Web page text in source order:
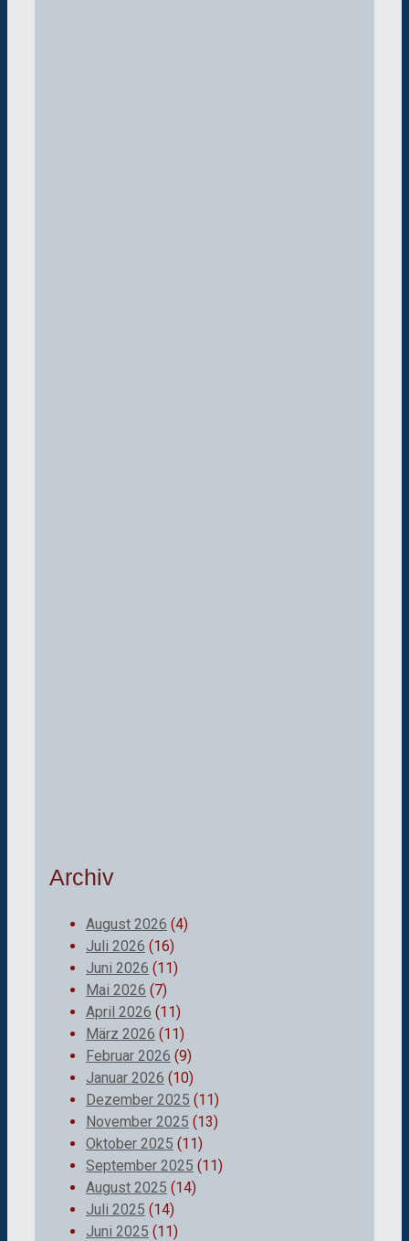
Archiv
August 2026 (4)
Juli 2026 (16)
Juni 2026 (11)
Mai 2026 (7)
April 2026 (11)
März 2026 (11)
Februar 2026 (9)
Januar 2026 (10)
Dezember 2025 (11)
November 2025 (13)
Oktober 2025 (11)
September 2025 (11)
August 2025 (14)
Juli 2025 (14)
Juni 2025 (11)